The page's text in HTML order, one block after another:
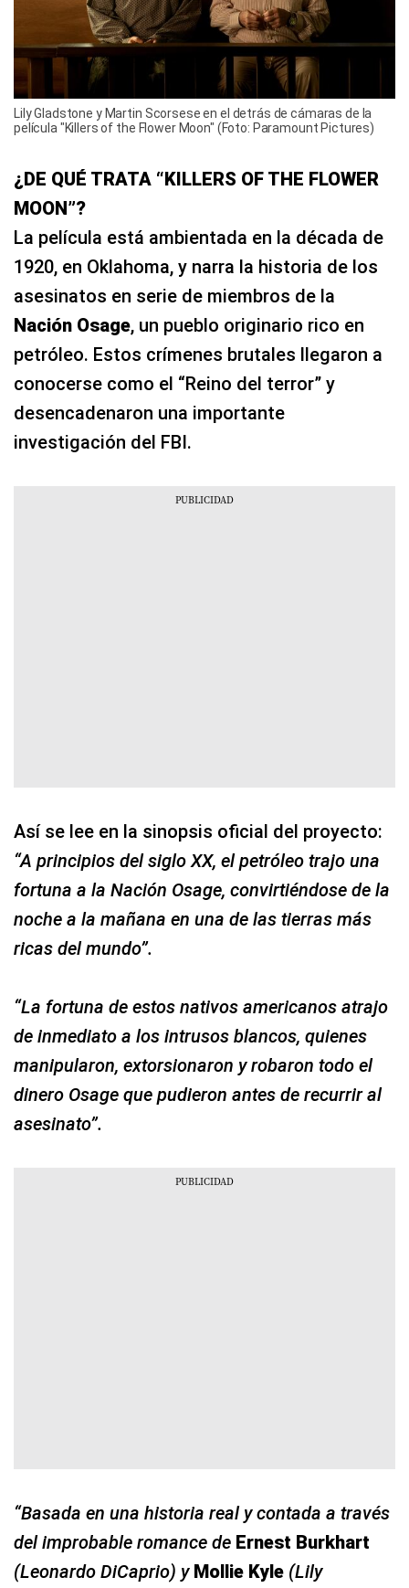
Lily Gladstone y Martin Scorsese en el detrás de cámaras de la
película "Killers of the Flower Moon" (Foto: Paramount Pictures)
¿DE QUÉ TRATA “KILLERS OF THE FLOWER
MOON”?
La película está ambientada en la década de
1920, en Oklahoma, y narra la historia de los
asesinatos en serie de miembros de la
Nación Osage, un pueblo originario rico en
petróleo. Estos crímenes brutales llegaron a
conocerse como el “Reino del terror” y
desencadenaron una importante
investigación del FBI.
Así se lee en la sinopsis oficial del proyecto:
“A principios del siglo XX, el petróleo trajo una
fortuna a la Nación Osage, convirtiéndose de la
noche a la mañana en una de las tierras más
ricas del mundo”.
“La fortuna de estos nativos americanos atrajo
de inmediato a los intrusos blancos, quienes
manipularon, extorsionaron y robaron todo el
dinero Osage que pudieron antes de recurrir al
asesinato”.
“Basada en una historia real y contada a través
del improbable romance de Ernest Burkhart
(Leonardo DiCaprio) y Mollie Kyle (Lily